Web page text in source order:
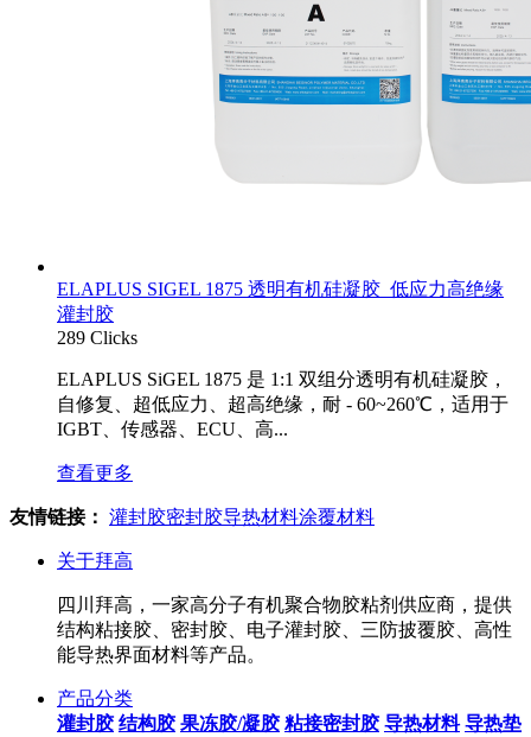
ELAPLUS SIGEL 1875 透明有机硅凝胶_低应力高绝缘
灌封胶
289 Clicks
ELAPLUS SiGEL 1875 是 1:1 双组分透明有机硅凝胶，
自修复、超低应力、超高绝缘，耐 - 60~260℃，适用于
IGBT、传感器、ECU、高...
查看更多
友情链接： 灌封胶密封胶导热材料涂覆材料
关于拜高
四川拜高，一家高分子有机聚合物胶粘剂供应商，提供
结构粘接胶、密封胶、电子灌封胶、三防披覆胶、高性
能导热界面材料等产品。
产品分类
灌封胶 结构胶 果冻胶/凝胶 粘接密封胶 导热材料 导热垫